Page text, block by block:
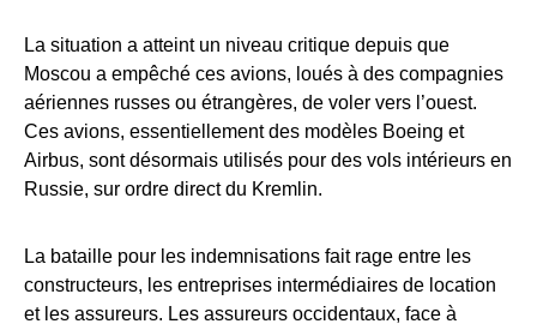
La situation a atteint un niveau critique depuis que
Moscou a empêché ces avions, loués à des compagnies
aériennes russes ou étrangères, de voler vers l’ouest.
Ces avions, essentiellement des modèles Boeing et
Airbus, sont désormais utilisés pour des vols intérieurs en
Russie, sur ordre direct du Kremlin.
La bataille pour les indemnisations fait rage entre les
constructeurs, les entreprises intermédiaires de location
et les assureurs. Les assureurs occidentaux, face à